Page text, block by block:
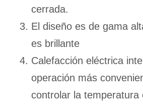
cerrada.
El diseño es de gama
es brillante
Calefacción eléctrica
operación más
controlar la temperatura